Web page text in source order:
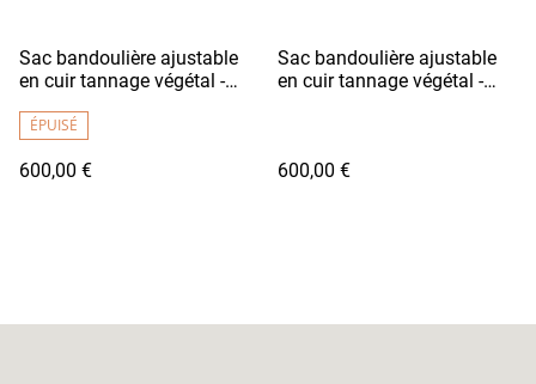
Sac bandoulière ajustable
en cuir tannage végétal -
ÉPUISÉ
600,00 €
Sac bandoulière ajustable
en cuir tannage végétal -
600,00 €